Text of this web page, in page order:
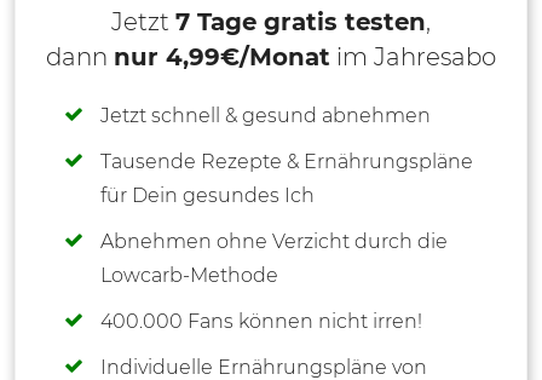
Jetzt 7 Tage gratis testen,
dann nur 4,99€/Monat im Jahresabo
Jetzt schnell & gesund abnehmen
Tausende Rezepte & Ernährungspläne
für Dein gesundes Ich
Abnehmen ohne Verzicht durch die
Lowcarb-Methode
400.000 Fans können nicht irren!
Individuelle Ernährungspläne von